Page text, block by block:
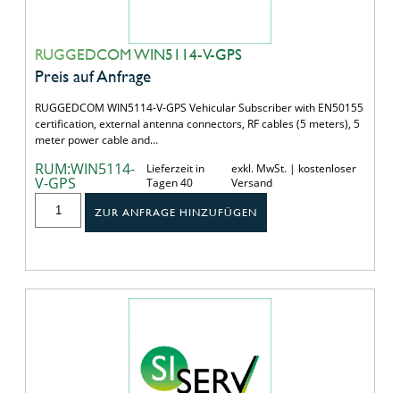
RUGGEDCOM WIN5114-V-GPS
Preis auf Anfrage
RUGGEDCOM WIN5114-V-GPS Vehicular Subscriber with EN50155
certification, external antenna connectors, RF cables (5 meters), 5
meter power cable and…
RUM:WIN5114-
V-GPS
Lieferzeit in
Tagen 40
exkl. MwSt. | kostenloser
Versand
ZUR ANFRAGE HINZUFÜGEN